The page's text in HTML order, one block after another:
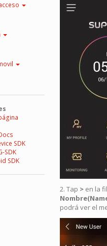
SDK
SDK
SDK
2. Tap > en la
podrá ver el